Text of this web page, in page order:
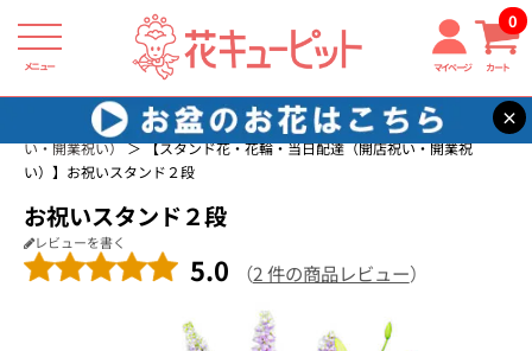
メニュー マイページ カート
0
×
花キューピット スタンド花
スタンド花・花輪・当日配達（開店祝
い・開業祝い）
【スタンド花・花輪・当日配達（開店祝い・開業祝
い）】お祝いスタンド２段
お祝いスタンド２段
レビューを書く
5.0 （2 件の商品レビュー）